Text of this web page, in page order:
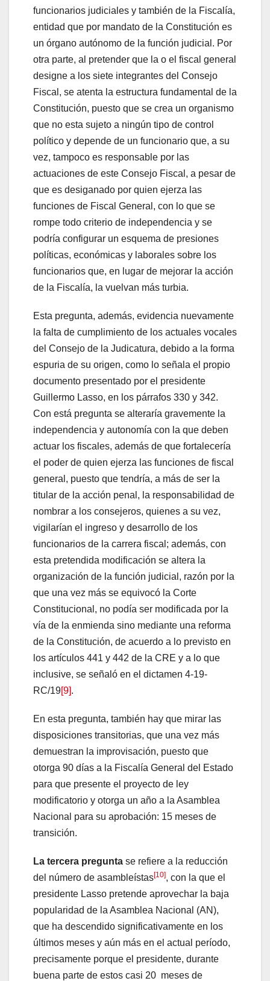
funcionarios judiciales y también de la Fiscalía,
entidad que por mandato de la Constitución es
un órgano autónomo de la función judicial. Por
otra parte, al pretender que la o el fiscal general
designe a los siete integrantes del Consejo
Fiscal, se atenta la estructura fundamental de la
Constitución, puesto que se crea un organismo
que no esta sujeto a ningún tipo de control
político y depende de un funcionario que, a su
vez, tampoco es responsable por las
actuaciones de este Consejo Fiscal, a pesar de
que es desiganado por quien ejerza las
funciones de Fiscal General, con lo que se
rompe todo criterio de independencia y se
podría configurar un esquema de presiones
políticas, económicas y laborales sobre los
funcionarios que, en lugar de mejorar la acción
de la Fiscalía, la vuelvan más turbia.
Esta pregunta, además, evidencia nuevamente
la falta de cumplimiento de los actuales vocales
del Consejo de la Judicatura, debido a la forma
espuria de su origen, como lo señala el propio
documento presentado por el presidente
Guillermo Lasso, en los párrafos 330 y 342.
Con está pregunta se alteraría gravemente la
independencia y autonomía con la que deben
actuar los fiscales, además de que fortalecería
el poder de quien ejerza las funciones de fiscal
general, puesto que tendría, a más de ser la
titular de la acción penal, la responsabilidad de
nombrar a los consejeros, quienes a su vez,
vigilarían el ingreso y desarrollo de los
funcionarios de la carrera fiscal; además, con
esta pretendida modificación se altera la
organización de la función judicial, razón por la
que una vez más se equivocó la Corte
Constitucional, no podía ser modificada por la
vía de la enmienda sino mediante una reforma
de la Constitución, de acuerdo a lo previsto en
los artículos 441 y 442 de la CRE y a lo que
inclusive, se señaló en el dictamen 4-19-
RC/19[9].
En esta pregunta, también hay que mirar las
disposiciones transitorias, que una vez más
demuestran la improvisación, puesto que
otorga 90 días a la Fiscalía General del Estado
para que presente el proyecto de ley
modificatorio y otorga un año a la Asamblea
Nacional para su aprobación: 15 meses de
transición.
La tercera pregunta se refiere a la reducción
del número de asambleístas[10], con la que el
presidente Lasso pretende aprovechar la baja
popularidad de la Asamblea Nacional (AN),
que ha descendido significativamente en los
últimos meses y aún más en el actual período,
precisamente porque el presidente, durante
buena parte de estos casi 20 meses de